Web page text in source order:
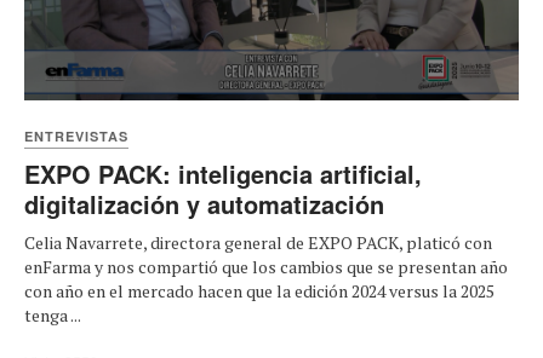
ENTREVISTAS
EXPO PACK: inteligencia artificial,
digitalización y automatización
Celia Navarrete, directora general de EXPO PACK, platicó con
enFarma y nos compartió que los cambios que se presentan año
con año en el mercado hacen que la edición 2024 versus la 2025
tenga ...